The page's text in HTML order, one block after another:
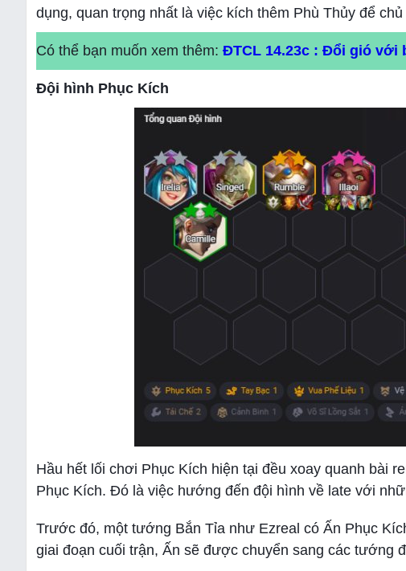
dụng, quan trọng nhất là việc kích thêm Phù Thủy để
Có thể bạn muốn xem thêm: ĐTCL 14.23c : Đổi gió với
Đội hình Phục Kích
Hầu hết lối chơi Phục Kích hiện tại đều xoay quanh bài
Phục Kích. Đó là việc hướng đến đội hình về late với
Trước đó, một tướng Bắn Tỉa như Ezreal có Ấn Phục
giai đoạn cuối trận, Ấn sẽ được chuyển sang các tướng